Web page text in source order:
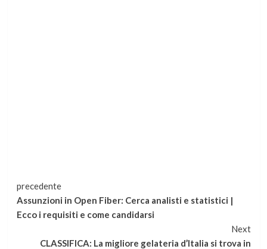
Continua
a
leggere
precedente
Assunzioni in Open Fiber: Cerca analisti e statistici |
Ecco i requisiti e come candidarsi
Next
CLASSIFICA: La migliore gelateria d’Italia si trova in